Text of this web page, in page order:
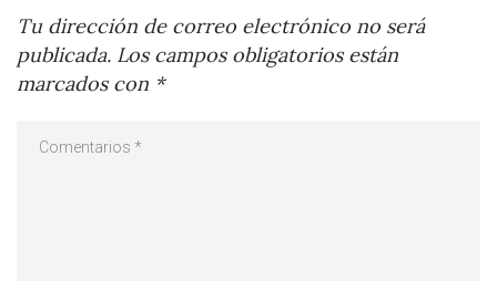
Tu dirección de correo electrónico no será
publicada. Los campos obligatorios están
marcados con *